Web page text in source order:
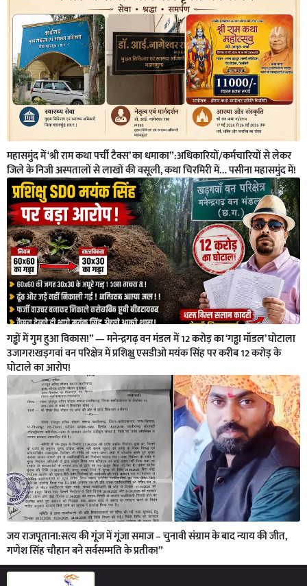
महासमुंद में ‘श्री राम कथा पर्ची टैक्स’ का धमाका”:अधिकारियों/कर्मचारियों से लेकर
जिले के निजी अस्पतालों से लाखों की वसूली, कथा चिरमिरी में… पसीना महासमुंद में!
गड्ढों में गुम हुआ विकास!” — मनेन्द्रगढ़ वन मंडल में 12 करोड़ का ‘गड्ढा मॉडल’ घोटाला
उजागर!खड़गवां वन परिक्षेत्र में प्रशिक्षु एसडीओ मयंक सिंह पर करीब 12 करोड़ के
घोटाले का आरोप!
जय राजपूताना:सत्य की गूंज में गूंजा समाज – चुनावी संग्राम के बाद न्याय की जीत,
गणेश सिंह चौहान बने सर्वसम्मति के प्रतीक!”